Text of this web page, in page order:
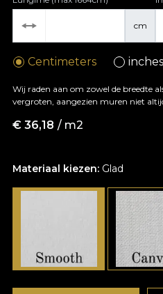
Materiaal kiezen: Glad
cm
Centimeters inches
Wij raden aan om zowel de breedte
vergroten, aangezien muren niet
€ 36,18 / m2